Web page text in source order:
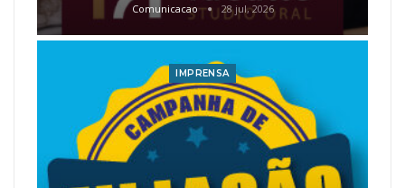
Comunicacao 28 jul, 2026
IMPRENSA